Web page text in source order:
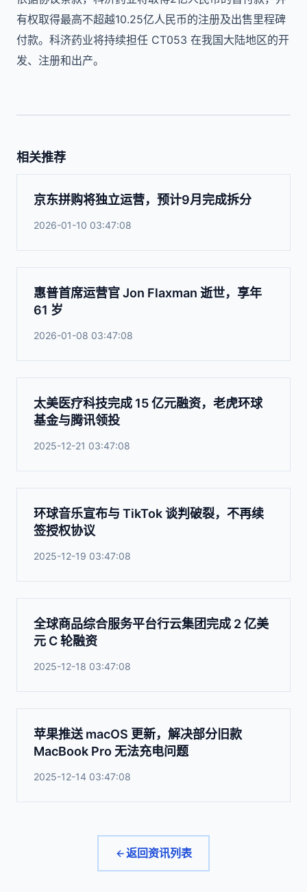
有权取得最高不超越10.25亿人民币的注册及出售里程碑
付款。科济药业将持续担任 CT053 在我国大陆地区的开
发、注册和出产。
相关推荐
京东拼购将独立运营，预计9月完成拆分
2026-01-10 03:47:08
惠普首席运营官 Jon Flaxman 逝世，享年
61 岁
2026-01-08 03:47:08
太美医疗科技完成 15 亿元融资，老虎环球
基金与腾讯领投
2025-12-21 03:47:08
环球音乐宣布与 TikTok 谈判破裂，不再续
签授权协议
2025-12-19 03:47:08
全球商品综合服务平台行云集团完成 2 亿美
元 C 轮融资
2025-12-18 03:47:08
苹果推送 macOS 更新，解决部分旧款
MacBook Pro 无法充电问题
2025-12-14 03:47:08
返回资讯列表